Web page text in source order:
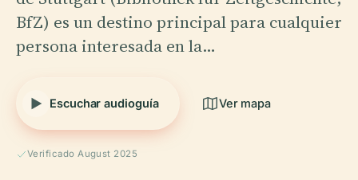
BfZ) es un destino principal para cualquier
persona interesada en la…
Escuchar audioguía Ver mapa
Verificado August 2025